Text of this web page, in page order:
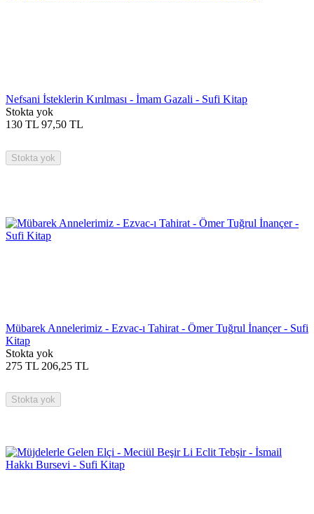
Nefsani İsteklerin Kırılması - İmam Gazali - Sufi Kitap
Stokta yok
130 TL 97,50 TL
Stokta yok
Mübarek Annelerimiz - Ezvac-ı Tahirat - Ömer Tuğrul İnançer - Sufi
Kitap
Stokta yok
275 TL 206,25 TL
Stokta yok